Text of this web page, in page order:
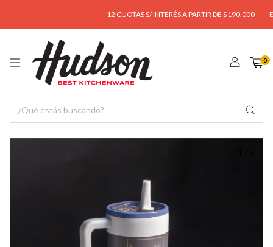
12 CUOTAS S/ INTERÉS A PARTIR DE $190.000
0